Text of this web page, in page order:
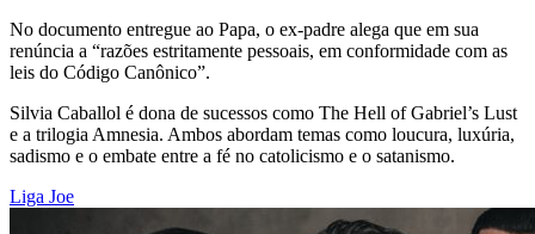
No documento entregue ao Papa, o ex-padre alega que em sua
renúncia a “razões estritamente pessoais, em conformidade com as
leis do Código Canônico”.
Silvia Caballol é dona de sucessos como The Hell of Gabriel’s Lust
e a trilogia Amnesia. Ambos abordam temas como loucura, luxúria,
sadismo e o embate entre a fé no catolicismo e o satanismo.
Liga Joe